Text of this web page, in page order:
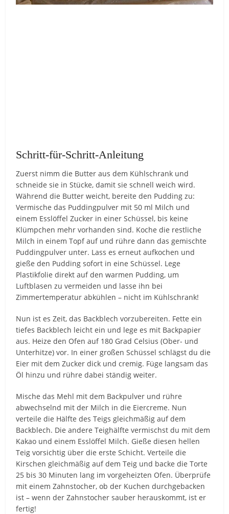
Schritt-für-Schritt-Anleitung
Zuerst nimm die Butter aus dem Kühlschrank und
schneide sie in Stücke, damit sie schnell weich wird.
Während die Butter weicht, bereite den Pudding zu:
Vermische das Puddingpulver mit 50 ml Milch und
einem Esslöffel Zucker in einer Schüssel, bis keine
Klümpchen mehr vorhanden sind. Koche die restliche
Milch in einem Topf auf und rühre dann das gemischte
Puddingpulver unter. Lass es erneut aufkochen und
gieße den Pudding sofort in eine Schüssel. Lege
Plastikfolie direkt auf den warmen Pudding, um
Luftblasen zu vermeiden und lasse ihn bei
Zimmertemperatur abkühlen – nicht im Kühlschrank!
Nun ist es Zeit, das Backblech vorzubereiten. Fette ein
tiefes Backblech leicht ein und lege es mit Backpapier
aus. Heize den Ofen auf 180 Grad Celsius (Ober- und
Unterhitze) vor. In einer großen Schüssel schlägst du die
Eier mit dem Zucker dick und cremig. Füge langsam das
Öl hinzu und rühre dabei ständig weiter.
Mische das Mehl mit dem Backpulver und rühre
abwechselnd mit der Milch in die Eiercreme. Nun
verteile die Hälfte des Teigs gleichmäßig auf dem
Backblech. Die andere Teighälfte vermischst du mit dem
Kakao und einem Esslöffel Milch. Gieße diesen hellen
Teig vorsichtig über die erste Schicht. Verteile die
Kirschen gleichmäßig auf dem Teig und backe die Torte
25 bis 30 Minuten lang im vorgeheizten Ofen. Überprüfe
mit einem Zahnstocher, ob der Kuchen durchgebacken
ist – wenn der Zahnstocher sauber herauskommt, ist er
fertig!